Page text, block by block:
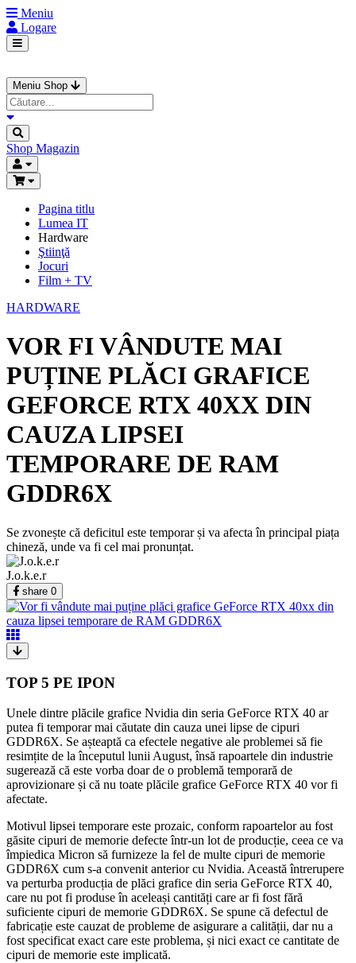
Meniu
Logare
Meniu Shop
Shop Magazin
Pagina titlu
Lumea IT
Hardware
Ştiinţă
Jocuri
Film + TV
HARDWARE
VOR FI VÂNDUTE MAI
PUȚINE PLĂCI GRAFICE
GEFORCE RTX 40XX DIN
CAUZA LIPSEI
TEMPORARE DE RAM
GDDR6X
Se zvonește că deficitul este temporar și va afecta în principal piața
chineză, unde va fi cel mai pronunțat.
J.o.k.e.r
share 0
TOP 5 PE IPON
Unele dintre plăcile grafice Nvidia din seria GeForce RTX 40 ar
putea fi temporar mai căutate din cauza unei lipse de cipuri
GDDR6X. Se așteaptă ca efectele negative ale problemei să fie
resimțite de la începutul lunii August, însă rapoartele din industrie
sugerează că este vorba doar de o problemă temporară de
aprovizionare și că nu toate plăcile grafice GeForce RTX 40 vor fi
afectate.
Motivul lipsei temporare este prozaic, conform rapoartelor au fost
găsite cipuri de memorie defecte într-un lot de producție, ceea ce va
împiedica Micron să furnizeze la fel de multe cipuri de memorie
GDDR6X cum s-a convenit anterior cu Nvidia. Această întrerupere
va perturba producția de plăci grafice din seria GeForce RTX 40,
care nu pot fi produse în aceleași cantități care ar fi fost fără
suficiente cipuri de memorie GDDR6X. Se spune că defectul de
fabricație este cauzat de probleme de asigurare a calității, dar nu a
fost specificat exact care este problema, și nici exact ce cantitate de
cipuri de memorie este implicată.